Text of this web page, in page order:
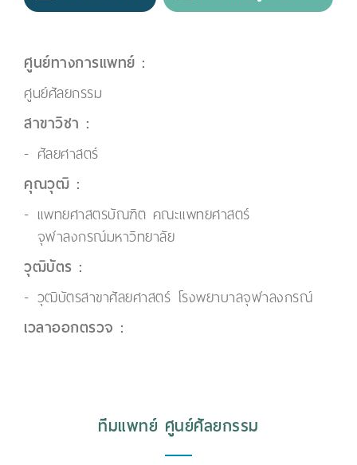
ศูนย์ทางการแพทย์ :
ศูนย์ศัลยกรรม
สาขาวิชา :
ศัลยศาสตร์
คุณวุฒิ :
แพทยศาสตรบัณฑิต คณะแพทยศาสตร์
จุฬาลงกรณ์มหาวิทยาลัย
วุฒิบัตร :
วุฒิบัตรสาขาศัลยศาสตร์ โรงพยาบาลจุฬาลงกรณ์
เวลาออกตรวจ :
ทีมแพทย์ ศูนย์ศัลยกรรม